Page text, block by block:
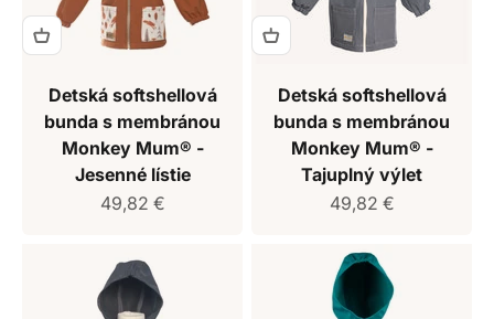
Detská softshellová
bunda s membránou
Monkey Mum® -
Jesenné lístie
Predajná cena
49,82 €
Detská softshellová
bunda s membránou
Monkey Mum® -
Tajuplný výlet
Predajná cena
49,82 €